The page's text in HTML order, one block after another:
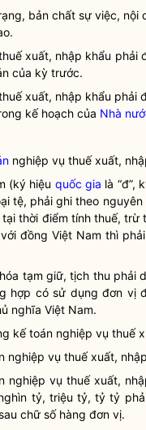
bản chất sự việc,
xuất, nhập khẩu phải
của kỳ trước.
xuất, nhập khẩu phải
kế hoạch của Nhà
nghiệp vụ thuế xuất,
(ký hiệu quốc gia là “đ”,
tệ, phải ghi theo
thời điểm tính thuế, trừ
đồng Việt Nam thì
tạm giữ, tịch thu phải
hợp có sử dụng đơn
nghĩa Việt Nam.
kế toán nghiệp vụ thuế
nghiệp vụ thuế xuất,
nghiệp vụ thuế xuất,
tỷ, triệu tỷ, tỷ tỷ
chữ số hàng đơn vị.